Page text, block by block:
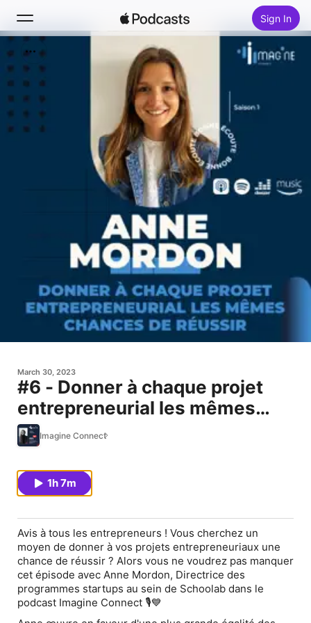
Sign In
Search
Home
New
Top Charts
March 30, 2023
#6 - Donner à chaque projet
entrepreneurial les mêmes
chances de réussir - Anne
Mordon
Imagine Connect
1h 7m
Avis à tous les entrepreneurs ! Vous cherchez un
moyen de donner à vos projets entrepreneuriaux une
chance de réussir ? Alors vous ne voudrez pas manquer
cet épisode avec Anne Mordon, Directrice des
programmes startups au sein de Schoolab dans le
podcast Imagine Connect 🎙💙